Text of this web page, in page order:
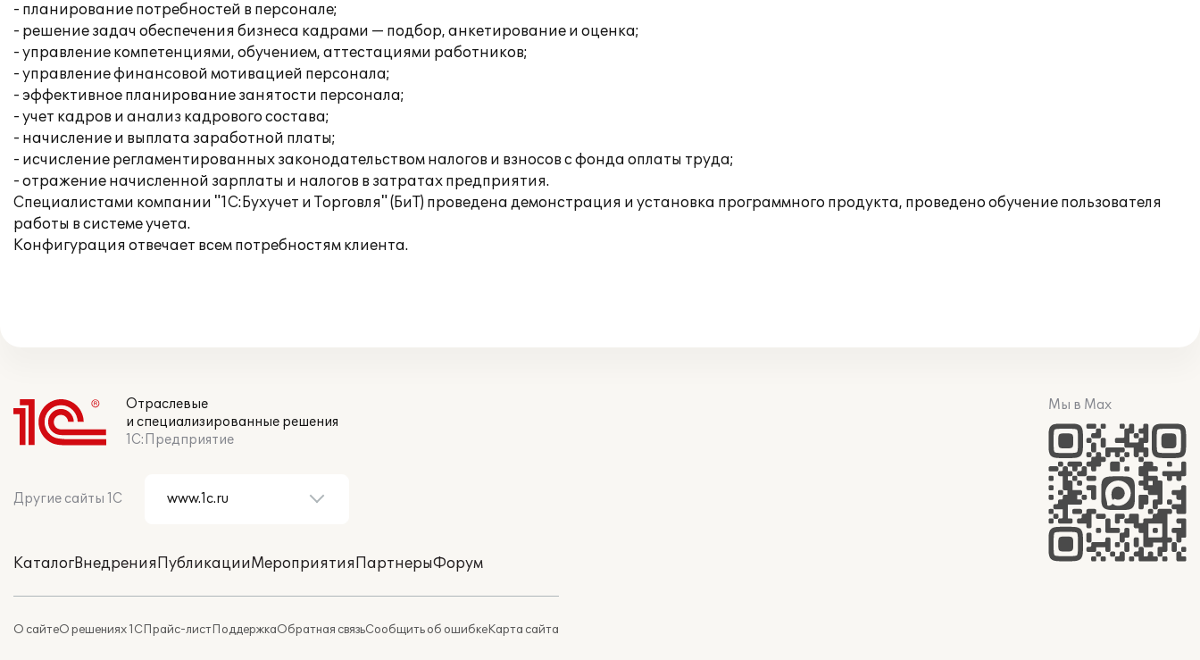
- планирование потребностей в персонале;
- решение задач обеспечения бизнеса кадрами — подбор, анкетирование и оценка;
- управление компетенциями, обучением, аттестациями работников;
- управление финансовой мотивацией персонала;
- эффективное планирование занятости персонала;
- учет кадров и анализ кадрового состава;
- начисление и выплата заработной платы;
- исчисление регламентированных законодательством налогов и взносов с фонда оплаты труда;
- отражение начисленной зарплаты и налогов в затратах предприятия.
Специалистами компании "1С:Бухучет и Торговля" (БиТ) проведена демонстрация и установка программного продукта, проведено обучение пользователя
работы в системе учета.
Конфигурация отвечает всем потребностям клиента.
Отраслевые
и специализированные решения
1С:Предприятие
Другие сайты 1С
КаталогВнедренияПубликацииМероприятияПартнерыФорум
О сайтеО решениях 1СПрайс-листПоддержкаОбратная связьСообщить об ошибкеКарта сайта
Мы в Max